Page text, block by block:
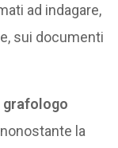
ad indagare,
sui documenti
grafologo
la